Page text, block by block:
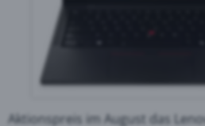
Aktionspreis im August das